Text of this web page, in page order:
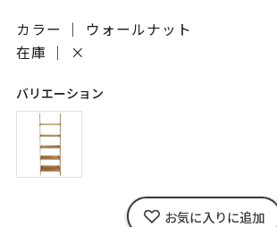
カラー ｜ ウォールナット
在庫 ｜
×
バリエーション
お気に入りに追加